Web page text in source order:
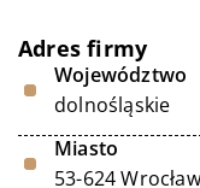
Adres firmy
Województwo
dolnośląskie
Miasto
53-624 Wrocław